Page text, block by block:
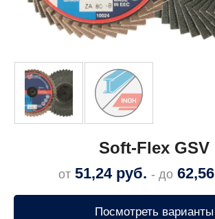
Soft-Flex GSV
от 51,24 руб. - до 62,56
Посмотреть варианты